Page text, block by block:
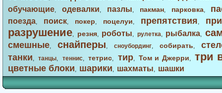
обучающие, одевалки, пазлы, пакман, парковка,
поезда, поиск, покер, поцелуи, препятствия,
разрушение, резня, роботы, рулетка, рыбалка,
смешные, снайперы, сноубординг, собирать,
танки,танцы, теннис,тетрис, тир,Том и Джерри, три
цветные блоки, шарики, шахматы, шашки